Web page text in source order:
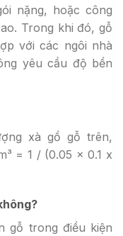
nặng, hoặc công
Trong khi đó, gỗ
với các ngôi nhà
yêu cầu độ bền
xà gồ gỗ trên,
= 1 / (0.05 x 0.1 x
gỗ trong điều kiện